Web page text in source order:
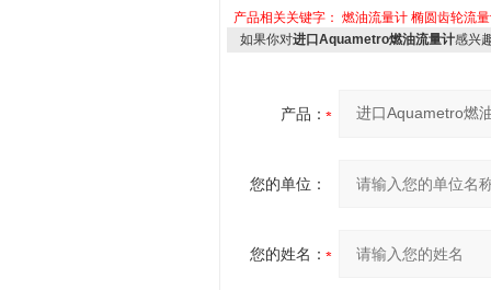
产品相关关键字： 燃油流量计 椭圆齿轮流
如果你对进口Aquametro燃油流量计感兴
产品：
您的单位：
您的姓名：